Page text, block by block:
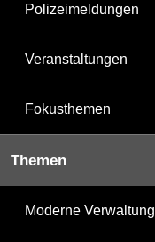
Polizeimeldungen
Veranstaltungen
Fokusthemen
Themen
Moderne Verwaltung